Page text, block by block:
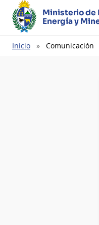
Ministerio de
Energía y
Ruta
Inicio Comunicación